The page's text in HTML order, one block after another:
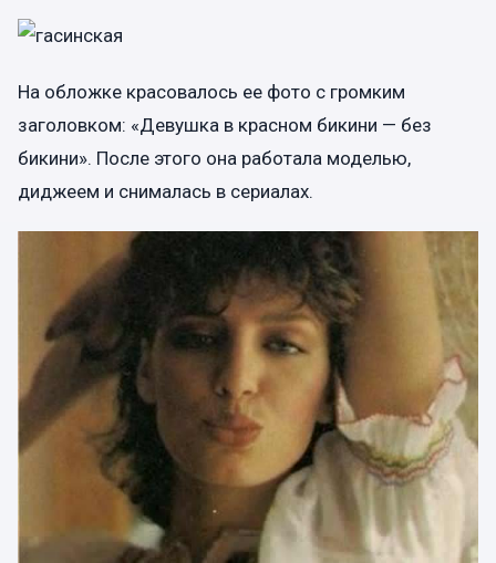
На обложке красовалось ее фото с громким
заголовком: «Девушка в красном бикини — без
бикини». После этого она работала моделью,
диджеем и снималась в сериалах.